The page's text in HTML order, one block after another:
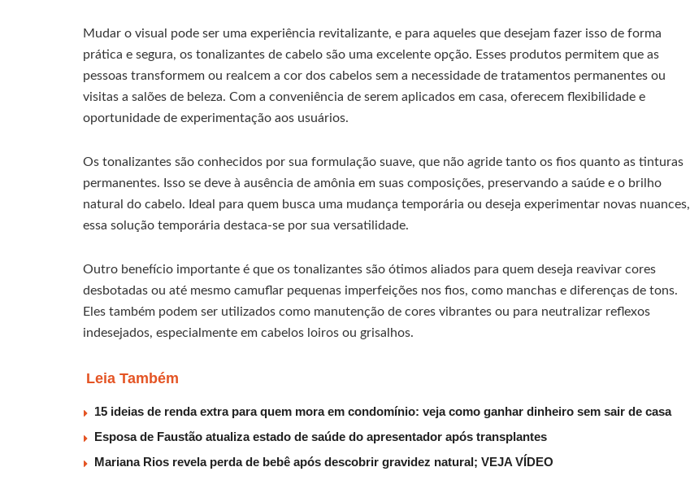
Mudar o visual pode ser uma experiência revitalizante, e para aqueles que desejam fazer isso de forma
prática e segura, os tonalizantes de cabelo são uma excelente opção. Esses produtos permitem que as
pessoas transformem ou realcem a cor dos cabelos sem a necessidade de tratamentos permanentes ou
visitas a salões de beleza. Com a conveniência de serem aplicados em casa, oferecem flexibilidade e
oportunidade de experimentação aos usuários.
Os tonalizantes são conhecidos por sua formulação suave, que não agride tanto os fios quanto as tinturas
permanentes. Isso se deve à ausência de amônia em suas composições, preservando a saúde e o brilho
natural do cabelo. Ideal para quem busca uma mudança temporária ou deseja experimentar novas nuances,
essa solução temporária destaca-se por sua versatilidade.
Outro benefício importante é que os tonalizantes são ótimos aliados para quem deseja reavivar cores
desbotadas ou até mesmo camuflar pequenas imperfeições nos fios, como manchas e diferenças de tons.
Eles também podem ser utilizados como manutenção de cores vibrantes ou para neutralizar reflexos
indesejados, especialmente em cabelos loiros ou grisalhos.
Leia Também
15 ideias de renda extra para quem mora em condomínio: veja como ganhar dinheiro sem sair de casa
Esposa de Faustão atualiza estado de saúde do apresentador após transplantes
Mariana Rios revela perda de bebê após descobrir gravidez natural; VEJA VÍDEO